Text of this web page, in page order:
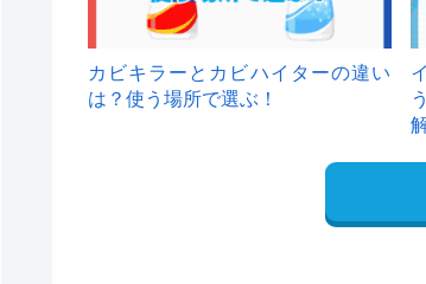
カビキラーとカビハイターの違い
は？使う場所で選ぶ！